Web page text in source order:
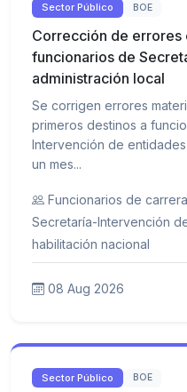
Sector Público BOE
Corrección de errores
funcionarios de
administración local
Se corrigen errores
primeros destinos a
Intervención de
un mes...
Funcionarios de
Secretaría-Intervención
habilitación nacional
08 Aug 2026
Sector Público BOE